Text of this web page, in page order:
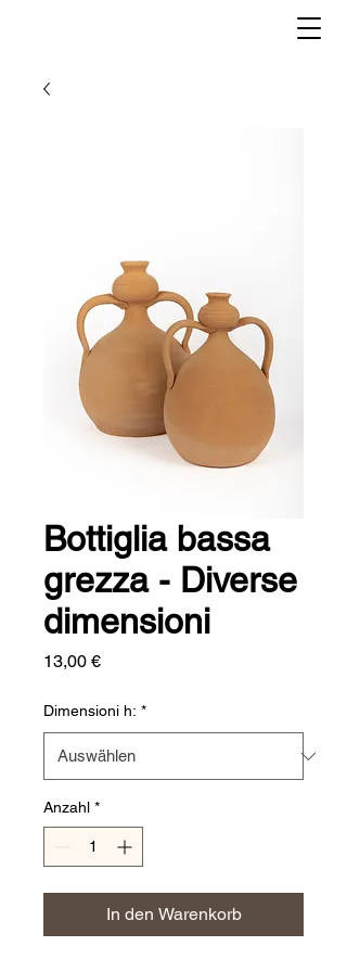
Bottiglia bassa
grezza - Diverse
dimensioni
13,00 €Preis
Dimensioni h: *
Anzahl *
In den Warenkorb